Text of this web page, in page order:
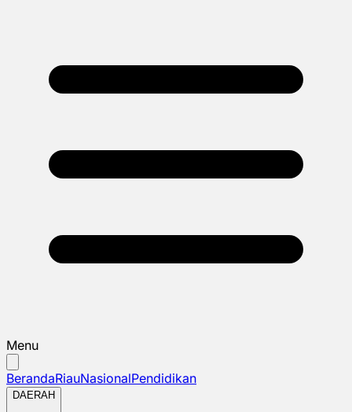
Menu
BerandaRiauNasionalPendidikan
DAERAH